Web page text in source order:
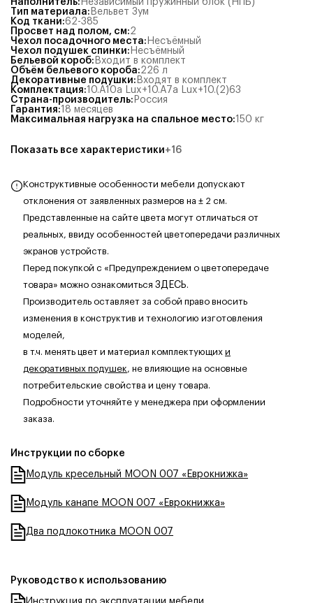
Наполнитель: Независимый пружинный блок (НПБ)
Тип материала: Вельвет Зум
Код ткани:62-385
Просвет над полом, см:2
Чехол посадочного места: Несъёмный
Чехол подушек спинки: Несъёмный
Бельевой короб: Входит в комплект
Объём бельевого короба:226 л
Декоративные подушки: Входят в комплект
Комплектация:10.А10а Lux+10.А7а Lux+10.(2)63
Страна-производитель: Россия
Гарантия:18 месяцев
Максимальная нагрузка на спальное место:150 кг
Показать все характеристики+16
Конструктивные особенности мебели допускают
отклонения от заявленных размеров на ± 2 см.
Представленные на сайте цвета могут отличаться от
реальных, ввиду особенностей цветопередачи различных
экранов устройств.
Перед покупкой с «Предупреждением о цветопередаче
товара» можно ознакомиться ЗДЕСЬ.
Производитель оставляет за собой право вносить
изменения в конструктив и технологию изготовления
моделей,
в т.ч. менять цвет и материал комплектующих и
декоративных подушек, не влияющие на основные
потребительские свойства и цену товара.
Подробности уточняйте у менеджера при оформлении
заказа.
Инструкции по сборке
Модуль кресельный MOON 007 «Еврокнижка»
Модуль канапе MOON 007 «Еврокнижка»
Два подлокотника MOON 007
Руководство к использованию